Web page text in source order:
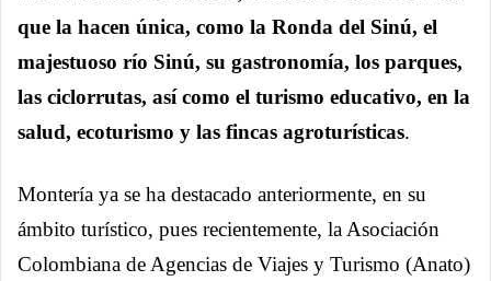
que la hacen única, como la Ronda del Sinú, el
majestuoso río Sinú, su gastronomía, los parques,
las ciclorrutas, así como el turismo educativo, en la
salud, ecoturismo y las fincas agroturísticas.
Montería ya se ha destacado anteriormente, en su
ámbito turístico, pues recientemente, la Asociación
Colombiana de Agencias de Viajes y Turismo (Anato)